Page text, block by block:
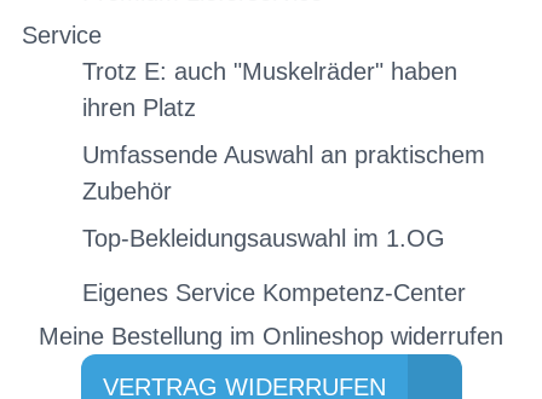
Service
Trotz E: auch "Muskelräder" haben
ihren Platz
Umfassende Auswahl an praktischem
Zubehör
Top-Bekleidungsauswahl im 1.OG
Eigenes Service Kompetenz-Center
Meine Bestellung im Onlineshop widerrufen
VERTRAG WIDERRUFEN